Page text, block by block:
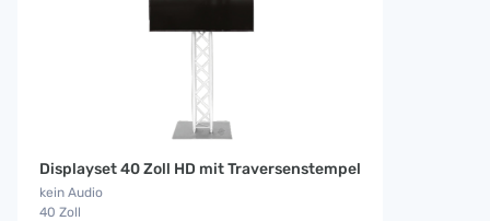
Displayset 40 Zoll HD mit Traversenstempel
kein Audio
40 Zoll